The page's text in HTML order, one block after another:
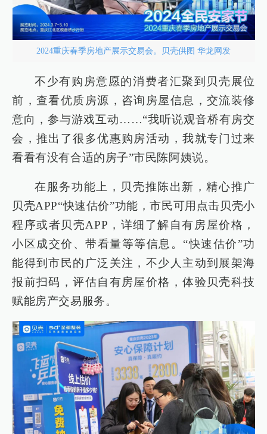
2024重庆春季房地产展示交易会。贝壳供图 华龙网发
不少有购房意愿的消费者汇聚到贝壳展位
前，查看优质房源，咨询房屋信息，交流装修
意向，参与游戏互动……“我听说观音桥有房交
会，推出了很多优惠购房活动，我就专门过来
看看有没有合适的房子”市民陈阿姨说。
在服务功能上，贝壳推陈出新，精心推广
贝壳APP“快速估价”功能，市民可用点击贝壳小
程序或者贝壳APP，详细了解自有房屋价格，
小区成交价、带看量等等信息。“快速估价”功
能得到市民的广泛关注，不少人主动到展架海
报前扫码，评估自有房屋价格，体验贝壳科技
赋能房产交易服务。